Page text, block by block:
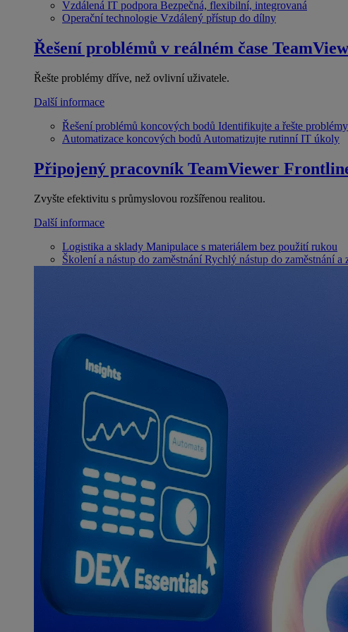
Vzdálená IT podpora Bezpečná, flexibilní, integrovaná
Operační technologie Vzdálený přístup do dílny
Řešení problémů v reálném čase
Řešte problémy dříve, než ovlivní uživatele.
Další informace
Řešení problémů koncových bodů Identifikujte a řešte problémy
Automatizace koncových bodů Automatizujte rutinní IT úkoly
Připojený pracovník TeamViewer
Zvyšte efektivitu s průmyslovou rozšířenou realitou.
Další informace
Logistika a sklady Manipulace s materiálem bez použití rukou
Školení a nástup do zaměstnání Rychlý nástup do zaměstnání